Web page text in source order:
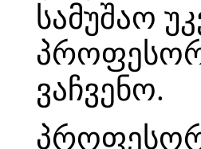
სამუშაო
ვაჩვენო.